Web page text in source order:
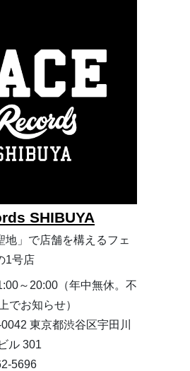
SHIBUYA
地」で店舗を構えるフェ
1号店
～20:00（年中無休。不
でお知らせ）
東京都渋谷区宇田川
ル 301
5696